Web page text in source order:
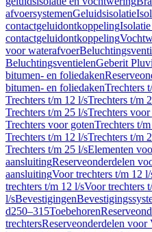
afvoersystemenGeluidsisolatie
contactgeluidontkoppeling
contactgeluidontkoppeling
voor waterafvoer
BeluchtingsventielenGeberit
bitumen- en foliedaken
bitumen- en foliedakenTrechters
Trechters t/m 12 l/sTrechters t/m
Trechters t/m 25 l/sTrechters voor
Trechters voor gotenTrechters t/
Trechters t/m 12 l/sTrechters t/m
Trechters t/m 25 l/sElementen
aansluitingReserveonderdelen
aansluitingVoor trechters t/m 12 l/
trechters t/m 12 l/sVoor trechters
l/sBevestigingen
d250–315Toebehoren
trechtersReserveonderdelen voor